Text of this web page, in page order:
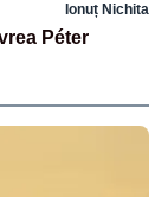
Ionuț Nichita
Péter